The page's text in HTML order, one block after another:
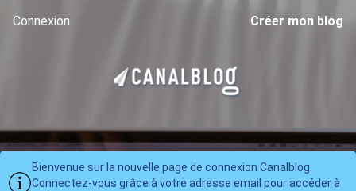
Connexion Créer mon blog
Bienvenue sur la nouvelle page de connexion Canalblog.
Connectez-vous grâce à votre adresse email pour accéder à